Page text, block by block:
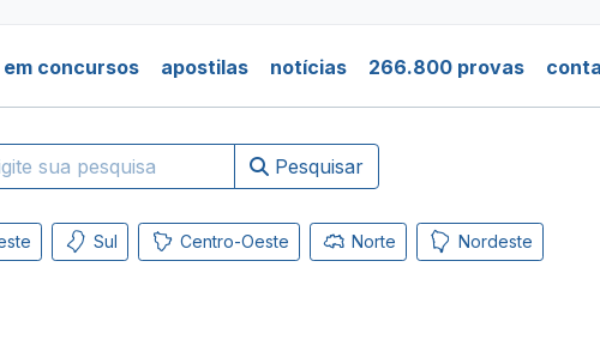
concursos apostilas notícias 266.800 provas
Pesquisar
Sul Centro-Oeste Norte Nordeste